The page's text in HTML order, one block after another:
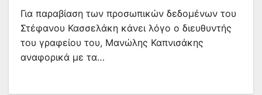
Για παραβίαση των προσωπικών δεδομένων του
Στέφανου Κασσελάκη κάνει λόγο ο διευθυντής
του γραφείου του, Μανώλης Καπνισάκης
αναφορικά με τα…